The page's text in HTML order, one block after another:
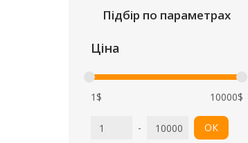
Підбір по параметрах
Ціна
1$ 10000$
- ОК